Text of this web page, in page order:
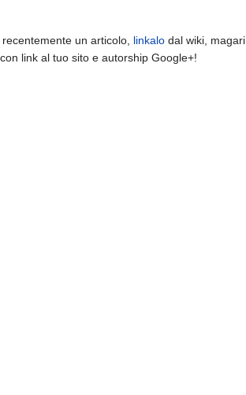
un articolo, linkalo dal wiki,
link al tuo sito e autorship Google+!